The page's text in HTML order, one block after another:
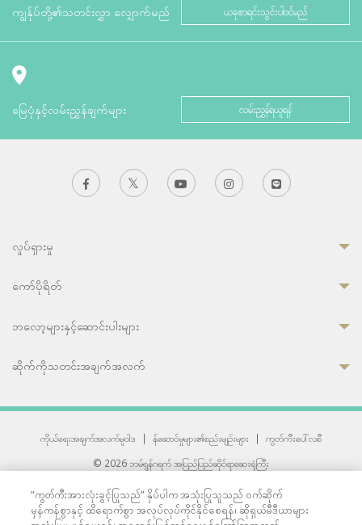
ကျွန်ုပ်တို့၏သတင်းလွှာ လျှောက်မည် ယခုစာရင်းသွင်းပါဝင်မည်
မြေပုံနှင့်လမ်းညွှန်ချက်များ လမ်းညွှန်ရယူရန်
လှုပ်ရှားမှု
ကော်ပိုရိတ်
ဘလော့များနှင့်ဆောင်းပါးများ
ဆိုက်ကိုသတင်းအချက်အလက်
ကိုယ်ရေးအချက်အလက်မူဝါဒ | န်ဆောင်မှုများ၏စည်းမျဉ်းများ |
ကွတ်ကီးပေါ်လစီ
© 2026 ဘမ်ရွန်ဂရက် အပြည်ပြည်ဆိုင်ရာဆေးရုံကြီး
33 Sukhumvit 3, Wattana, Bangkok 10110 Thailand.
All rights reserved.
“ကွတ်ကီးအားလုံးခွင့်ပြုသည်” နှိပ်ပါက အသုံးပြုသူသည် ဝက်ဆိုက်
မှန်ကန်စွာနှင့် ထိရောက်စွာ အလုပ်လုပ်ကိုင်နိုင်စေရန်၊ ဆိုရှယ်မီဒီယာများ